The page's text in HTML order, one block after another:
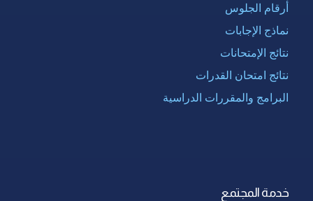
أرقام الجلوس
نماذج الإجابات
نتائج الإمتحانات
نتائج امتحان القدرات
البرامج والمقررات الدراسية
خدمة المجتمع